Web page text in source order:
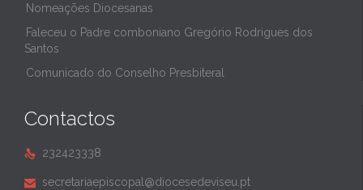
Nomeações Diocesanas
Faleceu o Padre comboniano Gregório Rodrigues dos
Santos
Comunicado do Conselho Presbiteral
Contactos
 232423338
 secretariaepiscopal@diocesedeviseu.pt